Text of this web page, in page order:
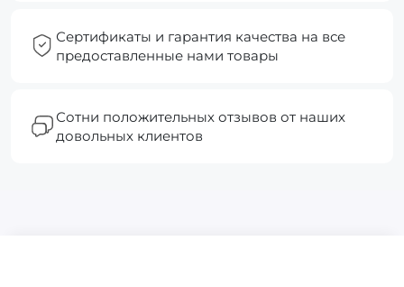
Сертификаты и гарантия качества на все
предоставленные нами товары
Сотни положительных отзывов от наших
довольных клиентов